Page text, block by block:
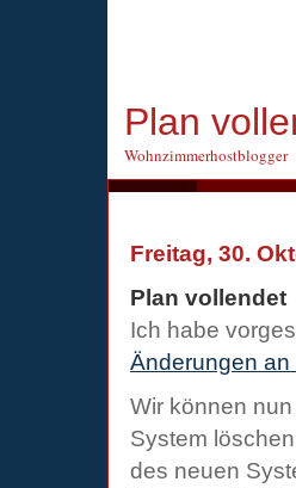
Plan
Wohnzimmerhostblogger
Freitag, 30.
Plan vollendet
Ich habe
Änderungen
Wir können
System
des neuen